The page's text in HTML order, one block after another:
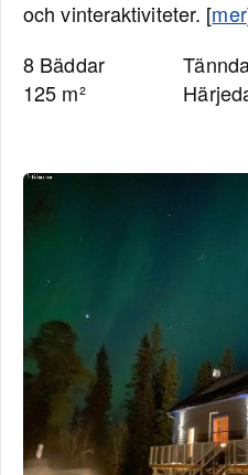
och vinteraktiviteter. [mer
8 Bäddar
125 m²